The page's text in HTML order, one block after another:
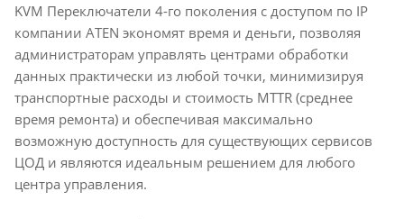
KVM Переключатели 4-го поколения с доступом по IP
компании ATEN экономят время и деньги, позволяя
администраторам управлять центрами обработки
данных практически из любой точки, минимизируя
транспортные расходы и стоимость MTTR (среднее
время ремонта) и обеспечивая максимально
возможную доступность для существующих сервисов
ЦОД и являются идеальным решением для любого
центра управления.